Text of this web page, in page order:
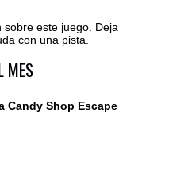
sobre este juego. Deja
con una pista.
MES
Candy Shop Escape